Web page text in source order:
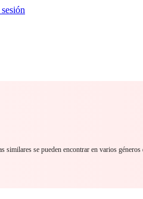
similares se pueden encontrar en varios